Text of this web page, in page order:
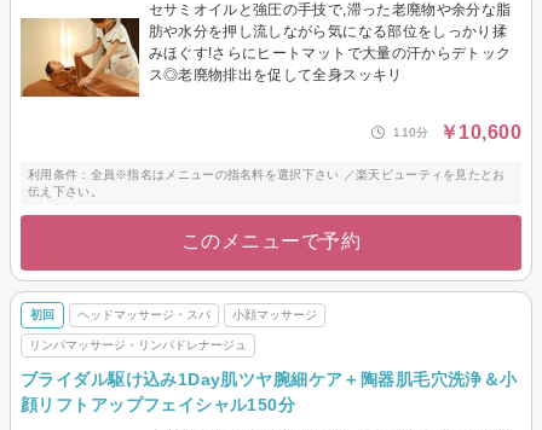
セサミオイルと強圧の手技で,滞った老廃物や余分な脂
肪や水分を押し流しながら気になる部位をしっかり揉
みほぐす!さらにヒートマットで大量の汗からデトック
ス◎老廃物排出を促して全身スッキリ
110分 ￥10,600
利用条件：全員※指名はメニューの指名料を選択下さい ／楽天ビューティを見たとお
伝え下さい。
このメニューで予約
初回 ヘッドマッサージ・スパ 小顔マッサージ
リンパマッサージ・リンパドレナージュ
ブライダル駆け込み1Day肌ツヤ腕細ケア＋陶器肌毛穴洗浄＆小
顔リフトアップフェイシャル150分